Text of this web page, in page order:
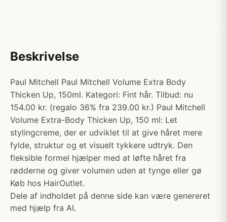
Beskrivelse
Paul Mitchell Paul Mitchell Volume Extra Body
Thicken Up, 150ml. Kategori: Fint hår. Tilbud: nu
154.00 kr. (regalo 36% fra 239.00 kr.) Paul Mitchell
Volume Extra-Body Thicken Up, 150 ml: Let
stylingcreme, der er udviklet til at give håret mere
fylde, struktur og et visuelt tykkere udtryk. Den
fleksible formel hjælper med at løfte håret fra
rødderne og giver volumen uden at tynge eller gø
Køb hos HairOutlet.
Dele af indholdet på denne side kan være genereret
med hjælp fra AI.